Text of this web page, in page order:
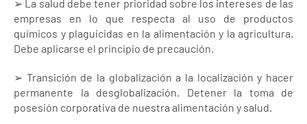
➢ La salud debe tener prioridad sobre los intereses de las
empresas en lo que respecta al uso de productos
químicos y plaguicidas en la alimentación y la agricultura.
Debe aplicarse el principio de precaución.
➢ Transición de la globalización a la localización y hacer
permanente la desglobalización. Detener la toma de
posesión corporativa de nuestra alimentación y salud.